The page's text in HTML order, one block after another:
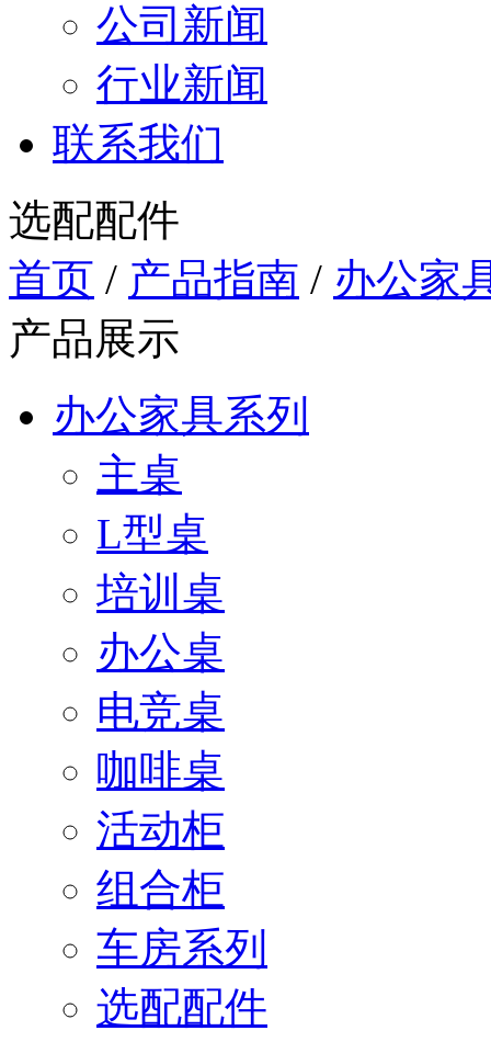
公司新闻
行业新闻
联系我们
选配配件
首页 / 产品指南 / 办公家
产品展示
办公家具系列
主桌
L型桌
培训桌
办公桌
电竞桌
咖啡桌
活动柜
组合柜
车房系列
选配配件